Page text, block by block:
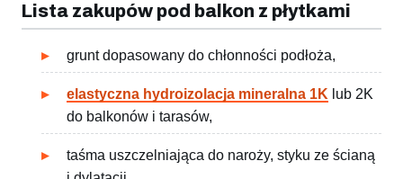
Lista zakupów pod balkon z płytkami
grunt dopasowany do chłonności podłoża,
elastyczna hydroizolacja mineralna 1K lub 2K
do balkonów i tarasów,
taśma uszczelniająca do naroży, styku ze ścianą